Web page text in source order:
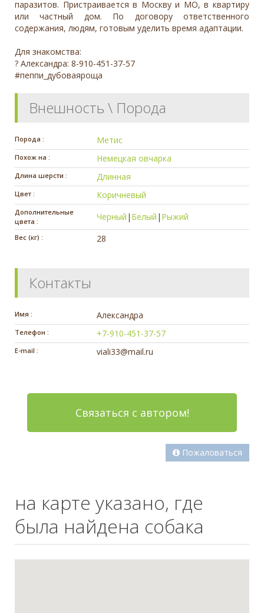
паразитов. Пристраивается в Москву и МО, в квартиру
или частный дом. По договору ответственного
содержания, людям, готовым уделить время адаптации.
Для знакомства:
? Александра: 8-910-451-37-57
#пеппи_дубоваяроща
Внешность \ Порода
Порода : Метис
Похож на : Немецкая овчарка
Длина шерсти : Длинная
Цвет : Коричневый
Дополнительные
цвета :
Черный | Белый | Рыжий
Вес (кг) : 28
Контакты
Имя : Александра
Телефон : +7-910-451-37-57
E-mail : viali33@mail.ru
Связаться с автором!
Пожаловаться
на карте указано, где
была найдена собака